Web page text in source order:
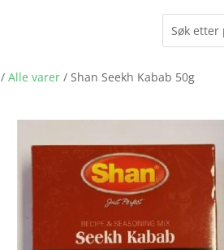
/Alle varer / Shan Seekh Kabab 50g